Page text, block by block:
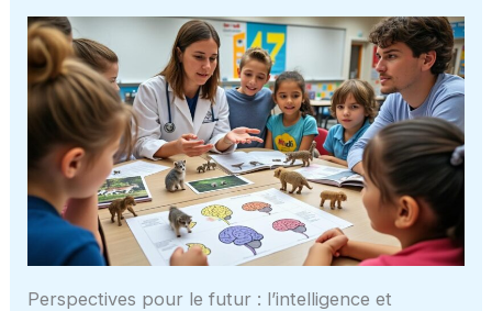
Perspectives pour le futur : l’intelligence et